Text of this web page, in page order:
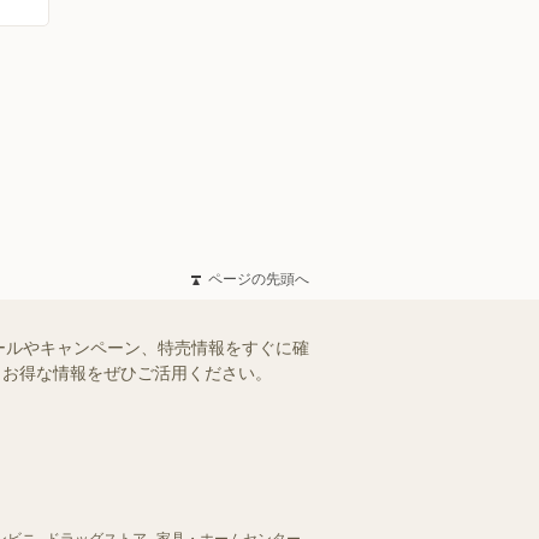
ページの先頭へ
やキャンペーン、特売情報をすぐに確
得な情報をぜひご活用ください。